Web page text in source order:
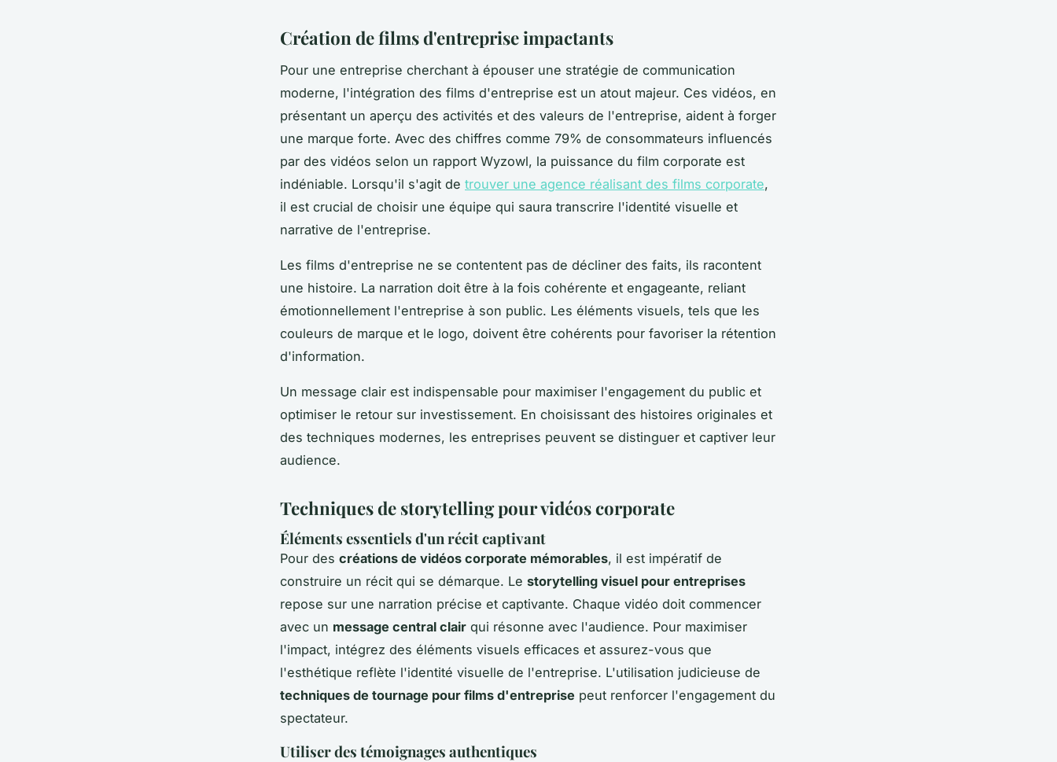
Création de films d'entreprise impactants
Pour une entreprise cherchant à épouser une stratégie de communication
moderne, l'intégration des films d'entreprise est un atout majeur. Ces vidéos, en
présentant un aperçu des activités et des valeurs de l'entreprise, aident à forger
une marque forte. Avec des chiffres comme 79% de consommateurs influencés
par des vidéos selon un rapport Wyzowl, la puissance du film corporate est
indéniable. Lorsqu'il s'agit de trouver une agence réalisant des films corporate,
il est crucial de choisir une équipe qui saura transcrire l'identité visuelle et
narrative de l'entreprise.
Les films d'entreprise ne se contentent pas de décliner des faits, ils racontent
une histoire. La narration doit être à la fois cohérente et engageante, reliant
émotionnellement l'entreprise à son public. Les éléments visuels, tels que les
couleurs de marque et le logo, doivent être cohérents pour favoriser la rétention
d'information.
Un message clair est indispensable pour maximiser l'engagement du public et
optimiser le retour sur investissement. En choisissant des histoires originales et
des techniques modernes, les entreprises peuvent se distinguer et captiver leur
audience.
Techniques de storytelling pour vidéos corporate
Éléments essentiels d'un récit captivant
Pour des créations de vidéos corporate mémorables, il est impératif de
construire un récit qui se démarque. Le storytelling visuel pour entreprises
repose sur une narration précise et captivante. Chaque vidéo doit commencer
avec un message central clair qui résonne avec l'audience. Pour maximiser
l'impact, intégrez des éléments visuels efficaces et assurez-vous que
l'esthétique reflète l'identité visuelle de l'entreprise. L'utilisation judicieuse de
techniques de tournage pour films d'entreprise peut renforcer l'engagement du
spectateur.
Utiliser des témoignages authentiques